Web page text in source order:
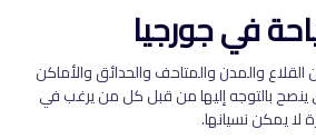
في جورجيا
القلاع والمدن والمتاحف والحدائق والأماكن
ينصح بالتوجه إليها من قبل كل من يرغب في
لا يمكن نسيانها.